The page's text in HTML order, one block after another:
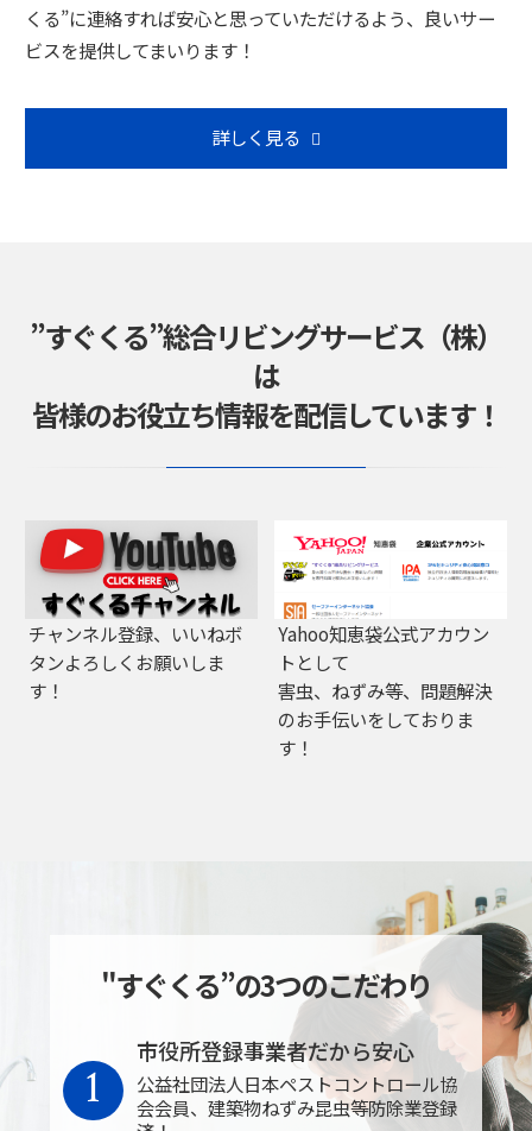
くる”に連絡すれば安心と思っていただけるよう、良いサー
ビスを提供してまいります！
詳しく見る
”すぐくる”総合リビングサービス（株）
は
皆様のお役立ち情報を配信しています！
チャンネル登録、いいねボ
タンよろしくお願いしま
す！
Yahoo知恵袋公式アカウン
トとして
害虫、ねずみ等、問題解決
のお手伝いをしておりま
す！
"すぐくる”の3つのこだわり
市役所登録事業者だから安心
公益社団法人日本ペストコントロール協
会会員、建築物ねずみ昆虫等防除業登録
1